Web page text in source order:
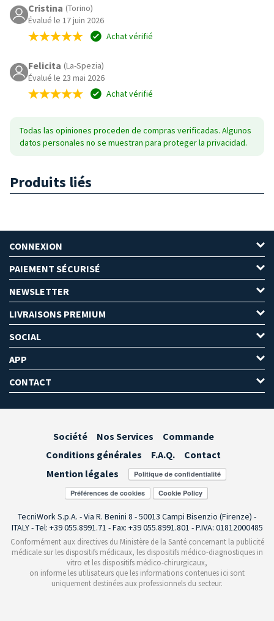
Cristina (Torino)
Évalué le 17 juin 2026
Achat vérifié
Felicita (La-Spezia)
Évalué le 23 mai 2026
Achat vérifié
Todas las opiniones proceden de compras verificadas. Algunos
datos personales no se muestran para proteger la privacidad.
Produits liés
CONNEXION
PAIEMENT SÉCURISÉ
NEWSLETTER
LIVRAISONS PREMIUM
SOCIAL
APP
CONTACT
Société Nos Services
Commande
Conditions générales
F.A.Q.
Contact
Mention légales
Préférences de cookies
TecniWork S.p.A. - Via R. Benini 8 - 50013 Campi Bisenzio (Firenze) -
ITALY - Tel: +39 055.8991.71 - Fax: +39 055.8991.801 - P.IVA: 01812000485
Conformément aux directives du Ministère de la Santé concernant la publicité
médicale sur les dispositifs médicaux, les dispositifs médico-diagnostiques in
vitro et les dispositifs médico-chirurgicaux,
on informe les utilisateurs que les informations contenues ici sont
uniquement destinées aux professionnels du secteur.